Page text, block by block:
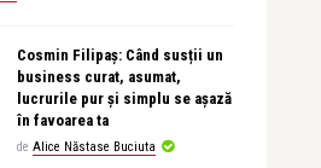
Cosmin Filipaș: Când susții un
business curat, asumat,
lucrurile pur și simplu se așază
în favoarea ta
de Alice Năstase Buciuta